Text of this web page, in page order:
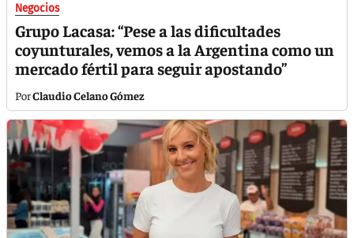
Negocios
Grupo Lacasa: “Pese a las dificultades
coyunturales, vemos a la Argentina como un
mercado fértil para seguir apostando”
Claudio Celano Gómez